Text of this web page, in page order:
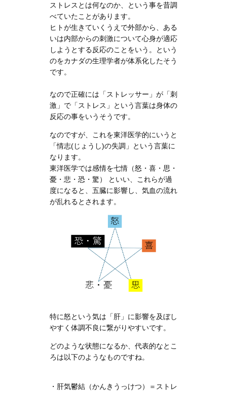
ストレスとは何なのか、という事を昔調
べていたことがあります。
ヒトが生きていくうえで外部から、ある
いは内部からの刺激について心身が適応
しようとする反応のことをいう。という
のをカナダの生理学者が体系化したそう
です。
なので正確には「ストレッサー」が「刺
激」で「ストレス」という言葉は身体の
反応の事をいうそうです。
なのですが、これを東洋医学的にいうと
「情志(じょうし)の失調」という言葉に
なります。
東洋医学では感情を七情（怒・喜・思・
憂・悲・恐・驚） といい、これらが過
度になると、五臓に影響し、気血の流れ
が乱れるとされます。
特に怒という気は「肝」に影響を及ぼし
やすく体調不良に繋がりやすいです。
どのような状態になるか、代表的なとこ
ろは以下のようなものですね。
・肝気鬱結（かんきうっけつ）＝ストレ